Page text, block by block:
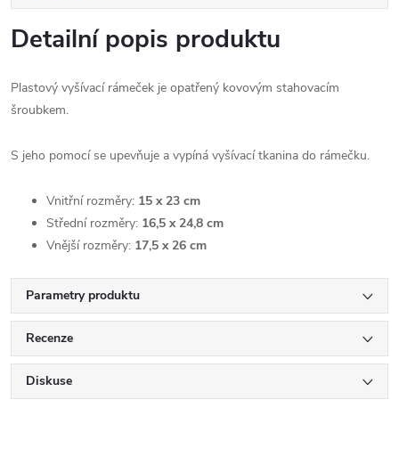
Detailní popis produktu
Plastový vyšívací rámeček je opatřený kovovým stahovacím
šroubkem.
S jeho pomocí se upevňuje a vypíná vyšívací tkanina do rámečku.
Vnitřní rozměry: 15 x 23 cm
Střední rozměry: 16,5 x 24,8 cm
Vnější rozměry: 17,5 x 26 cm
Parametry produktu
Recenze
Diskuse